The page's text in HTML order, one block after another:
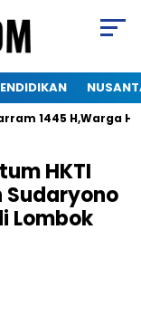
H,Warga Himalo
HKTI
Sudaryono
Lombok